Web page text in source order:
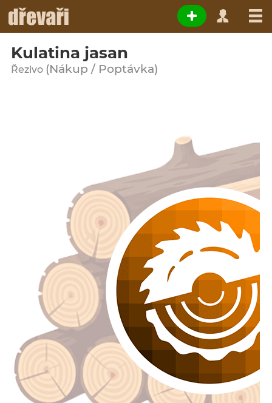
Kulatina jasan
Řezivo (Nákup / Poptávka)